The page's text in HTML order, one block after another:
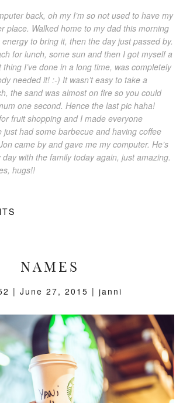
back, oh my I’m so not used to have my
place. Walked home to my dad this morning
energy to bring it, then the day just passed by.
for lunch, some sun and then I got myself a
I’ve done in a long time, was completely
needed it! :-) It wasn’t easy to take a
the sand was almost on fire so you could
one second. Hence the last pic haha!
fruit shopping and I made everyone
just had some barbecue and having coffee
came by and gave me my computer. He’s
with the family today again, just amazing.
hugs!!
NAMES
| June 27, 2015 | janni